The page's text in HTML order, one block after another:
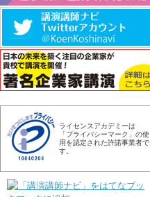
ライセンスアカデミーは
「プライバシーマーク」の使
用を認定された許諾事業者で
す。